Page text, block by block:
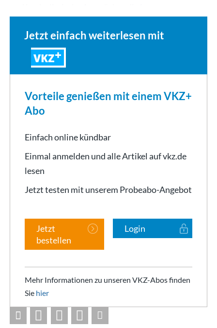
Jetzt einfach weiterlesen mit
VKZ
Vorteile genießen mit einem VKZ+
Abo
Einfach online kündbar
Einmal anmelden und alle Artikel auf vkz.de
lesen
Jetzt testen mit unserem Probeabo-Angebot
Jetzt
bestellen
Login
Mehr Informationen zu unseren VKZ-Abos finden
Sie hier